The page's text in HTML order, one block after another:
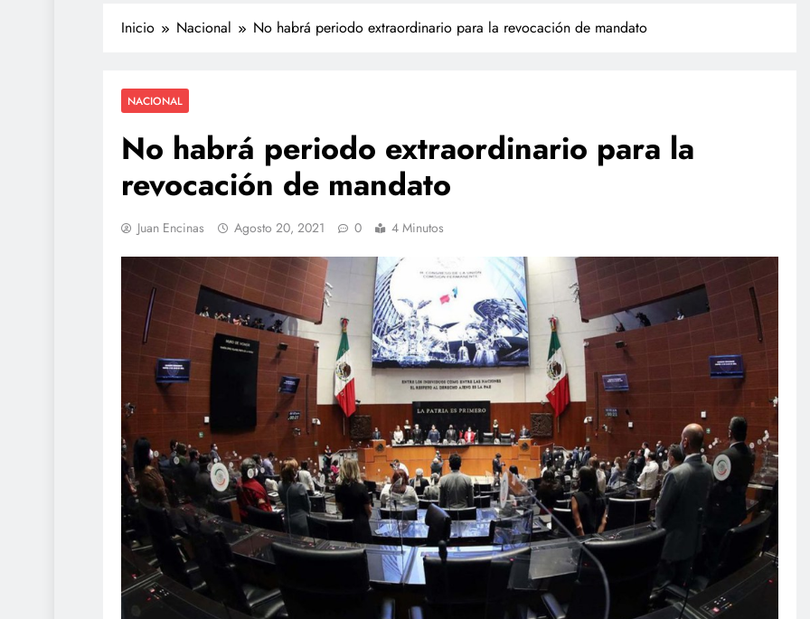
Inicio Nacional No habrá periodo extraordinario para la revocación de mandato
NACIONAL
No habrá periodo extraordinario para la
revocación de mandato
Juan Encinas Agosto 20, 2021 0 4 Minutos
Propuesta para la regulación de
redes sociales estará lista a finales
de agosto: Sheinbaum
julio 17, 2026